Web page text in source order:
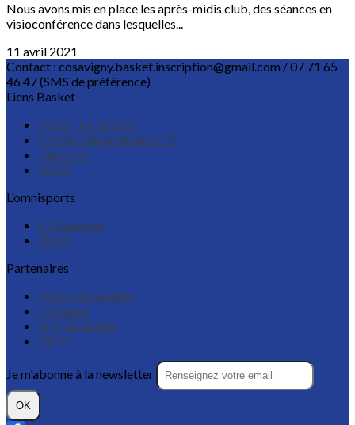
Nous avons mis en place les après-midis club, des séances en
visioconférence dans lesquelles...
11 avril 2021
Contact : cosavigny.basket.inscription@gmail.com / 07 71 65
46 47 (SMS de préférence)
Liens Basket
FFBB - Fiche Club
Comité Départemental 91
Ligue IDF
FFBB
L'omnisports
C.O.Savigny
FFCO
Partenaires
Mairie de Savigny
L'Essonne
EPT 12 GOSB
DDCS
Je m'abonne à la newsletter
OK